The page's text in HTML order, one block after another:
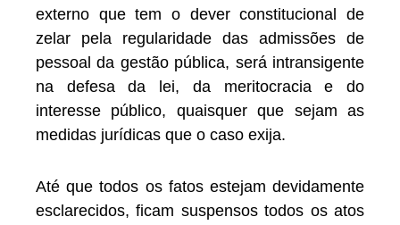
externo que tem o dever constitucional de
zelar pela regularidade das admissões de
pessoal da gestão pública, será intransigente
na defesa da lei, da meritocracia e do
interesse público, quaisquer que sejam as
medidas jurídicas que o caso exija.
Até que todos os fatos estejam devidamente
esclarecidos, ficam suspensos todos os atos